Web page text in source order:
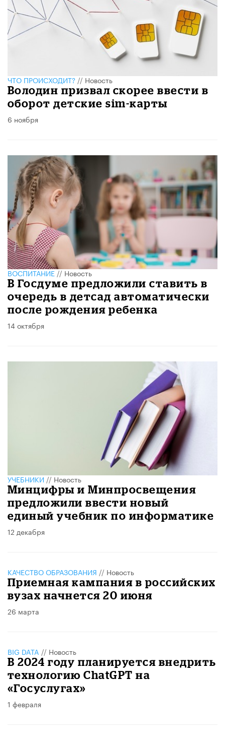
ЧТО ПРОИСХОДИТ? // Новость
Володин призвал скорее ввести в
оборот детские sim-карты
6 ноября
ВОСПИТАНИЕ//Новость
В Госдуме предложили ставить в
очередь в детсад автоматически
после рождения ребенка
14 октября
УЧЕБНИКИ//Новость
Минцифры и Минпросвещения
предложили ввести новый
единый учебник по информатике
12 декабря
КАЧЕСТВО ОБРАЗОВАНИЯ // Новость
Приемная кампания в российских
вузах начнется 20 июня
26 марта
BIG DATA // Новость
В 2024 году планируется внедрить
технологию ChatGPT на
«Госуслугах»
1 февраля